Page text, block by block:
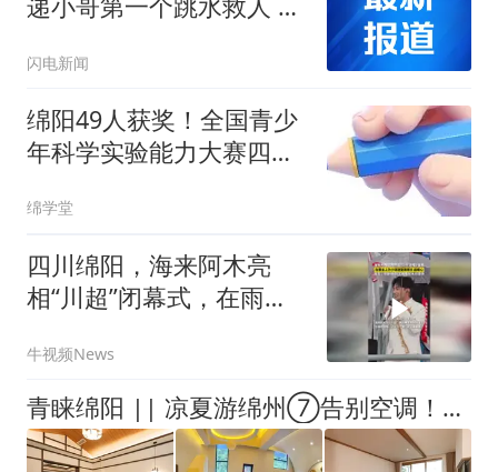
闪电新闻
绵阳49人获奖！全国青少
年科学实验能力大赛四川
绵学堂
四川绵阳，海来阿木亮
相“川超”闭幕式，在雨中
《来跳舞》
牛视频News
青睐绵阳 || 凉夏游绵州⑦告别空调！蝴蝶谷的这些民宿，让你住进自然里，枕着山风睡